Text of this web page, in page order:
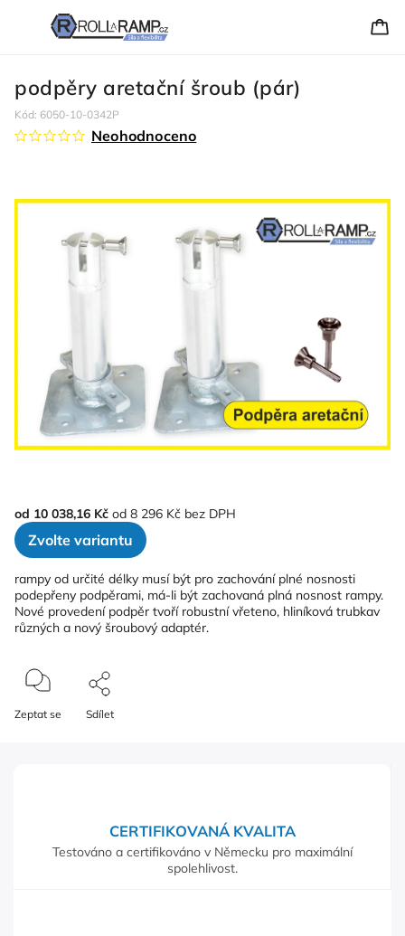
podpěry aretační šroub (pár)
Kód: 6050-10-0342P
Neohodnoceno
od 10 038,16 Kč od 8 296 Kč bez DPH
Zvolte variantu
rampy od určité délky musí být pro zachování plné nosnosti
podepřeny podpěrami, má-li být zachovaná plná nosnost rampy.
Nové provedení podpěr tvoří robustní vřeteno, hliníková trubkav
různých a nový šroubový adaptér.
Zeptat se Sdílet
CERTIFIKOVANÁ KVALITA
Testováno a certifikováno v Německu pro maximální
spolehlivost.